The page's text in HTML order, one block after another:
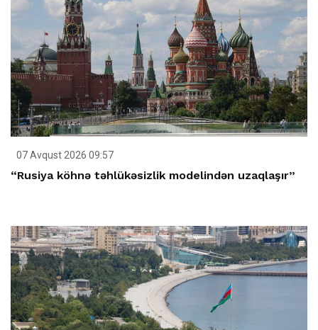
07 Avqust 2026 09:57
“Rusiya köhnə təhlükəsizlik modelindən uzaqlaşır”